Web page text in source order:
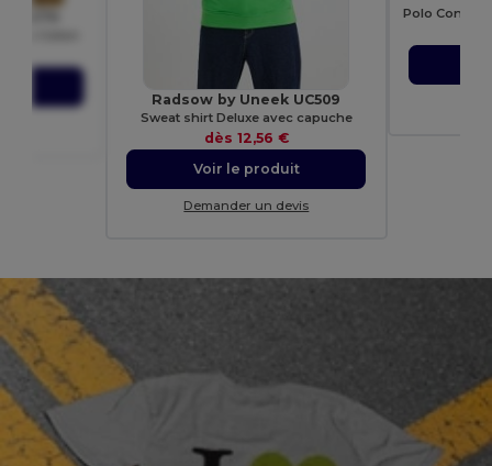
Radsow by Uneek UC509
Sweat shirt Deluxe avec capuche
dès 12,56 €
Voir le produit
Demander un devis